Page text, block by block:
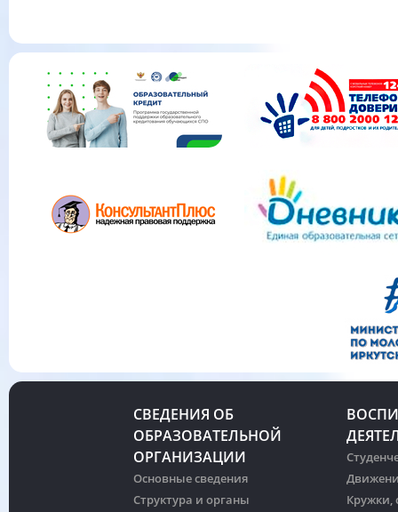
СВЕДЕНИЯ ОБ
ОБРАЗОВАТЕЛЬНОЙ
ОРГАНИЗАЦИИ
Основные сведения
Структура и органы
Кружки,